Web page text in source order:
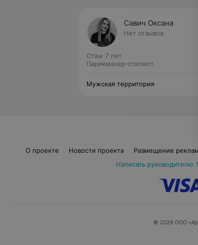
Савич Оксана
Нет отзывов
Стаж 7 лет
Парикмахер-стилист
Мужская территория
О проекте Новости проекта Размещение
Написать руководителю
© 2026 ООО